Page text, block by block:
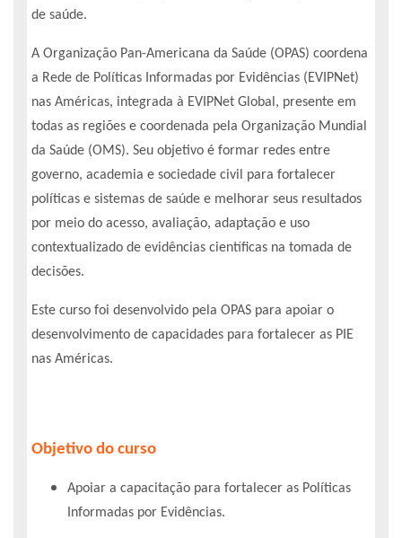
de saúde.
A Organização Pan-Americana da Saúde (OPAS) coordena
a Rede de Políticas Informadas por Evidências (EVIPNet)
nas Américas, integrada à EVIPNet Global, presente em
todas as regiões e coordenada pela Organização Mundial
da Saúde (OMS). Seu objetivo é formar redes entre
governo, academia e sociedade civil para fortalecer
políticas e sistemas de saúde e melhorar seus resultados
por meio do acesso, avaliação, adaptação e uso
contextualizado de evidências científicas na tomada de
decisões.
Este curso foi desenvolvido pela OPAS para apoiar o
desenvolvimento de capacidades para fortalecer as PIE
nas Américas.
Objetivo do curso
Apoiar a capacitação para fortalecer as Políticas
Informadas por Evidências.